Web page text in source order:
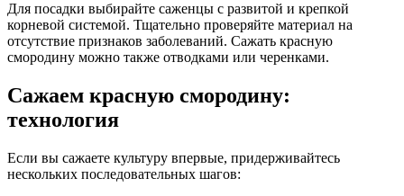
Для посадки выбирайте саженцы с развитой и крепкой
корневой системой. Тщательно проверяйте материал на
отсутствие признаков заболеваний. Сажать красную
смородину можно также отводками или черенками.
Сажаем красную смородину:
технология
Если вы сажаете культуру впервые, придерживайтесь
нескольких последовательных шагов: